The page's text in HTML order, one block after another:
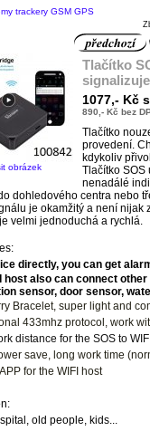
trackery GSM GPS
obrázek
Tlačítko
1077,- Kč
890,- Kč bez
Tlačítko
provedení.
kdykoliv
Tlačítko SOS
nenadálé
dohledového centra nebo
je okamžitý a není nijak
velmi jednoduchá a rychlá.
directly, you can get
host also can connect
sensor, door sensor,
Bracelet, super light and
433mhz protocol, work
distance for the SOS to
save, long work time
for the WIFI host
old people, kids